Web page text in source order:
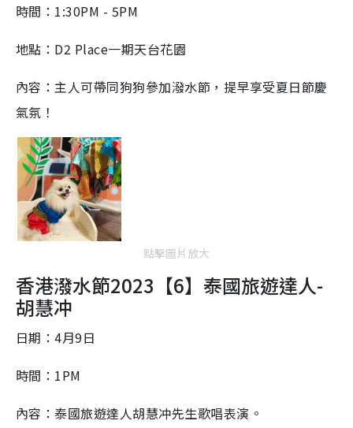
時間：1:30PM - 5PM
地點：D2 Place一期天台花園
內容：主人可帶同狗狗參加潑水節，提早享受夏日節慶
氣氛！
點擊圖片放大
香港潑水節2023【6】 泰國旅遊達人-
胡慧冲
日期：4月9日
時間：1PM
內容：泰國旅遊達人胡慧冲先生歌唱表演。